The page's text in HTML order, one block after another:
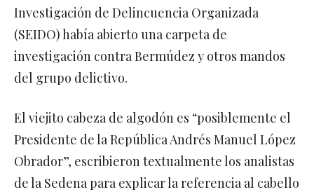
Investigación de Delincuencia Organizada
(SEIDO) había abierto una carpeta de
investigación contra Bermúdez y otros mandos
del grupo delictivo.
El viejito cabeza de algodón es “posiblemente el
Presidente de la República Andrés Manuel López
Obrador”, escribieron textualmente los analistas
de la Sedena para explicar la referencia al cabello